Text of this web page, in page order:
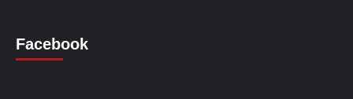
Facebook